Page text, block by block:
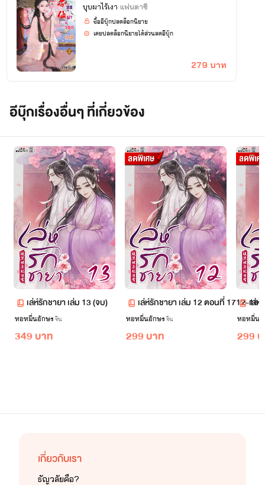
บุบผาไร้เงา แฟนตาซี
279 บาท
ซื้ออีบุ๊กปลดล็อกนิยาย
เคยปลดล็อกนิยายได้ส่วนลดอีบุ๊ก
อีบุ๊กเรื่องอื่นๆ ที่เกี่ยวข้อง
เล่ห์รักชายา เล่ม 13 (จบ)
หอหมื่นอักษรจีน
349 บาท
เล่ห์รักชายา เล่ม 12 ตอนที่ 1712-
หอหมื่นอักษรจีน
299 บาท
เล่
หอหมื่น
299
เกี่ยวกับเรา
ธัญวลัยคือ?